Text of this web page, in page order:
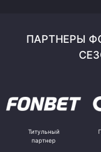
ПАРТНЕРЫ
Титульный
партнер